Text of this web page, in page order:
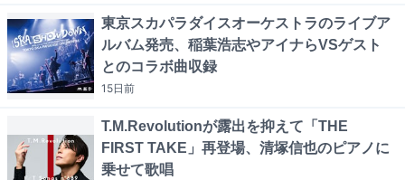
東京スカパラダイスオーケストラのライブア
ルバム発売、稲葉浩志やアイナらVSゲスト
とのコラボ曲収録
15日前
T.M.Revolutionが露出を抑えて「THE
FIRST TAKE」再登場、清塚信也のピアノに
乗せて歌唱